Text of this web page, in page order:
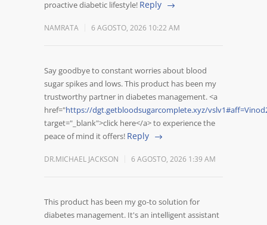
proactive diabetic lifestyle! Reply
NAMRATA 6 AGOSTO, 2026 10:22 AM
Say goodbye to constant worries about blood
sugar spikes and lows. This product has been my
trustworthy partner in diabetes management. <a
href="https://dgt.getbloodsugarcomplete.xyz/
target="_blank">click here</a> to experience the
peace of mind it offers! Reply
DR.MICHAEL JACKSON 6 AGOSTO, 2026 1:39 AM
This product has been my go-to solution for
diabetes management. It's an intelligent assistant